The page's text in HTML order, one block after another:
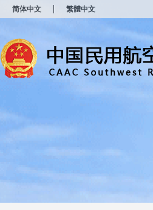
简体中文 繁體中文
窗
打
开
无
障